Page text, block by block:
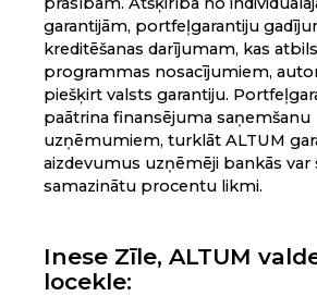
garantijām, portfeļgarantiju
kreditēšanas darījumam, kas
programmas nosacījumiem,
piešķirt valsts garantiju.
paātrina finansējuma saņemšanu
uzņēmumiem, turklāt ALTUM
aizdevumus uzņēmēji bankās var
samazinātu procentu likmi.
Inese Zīle, ALTUM
locekle: